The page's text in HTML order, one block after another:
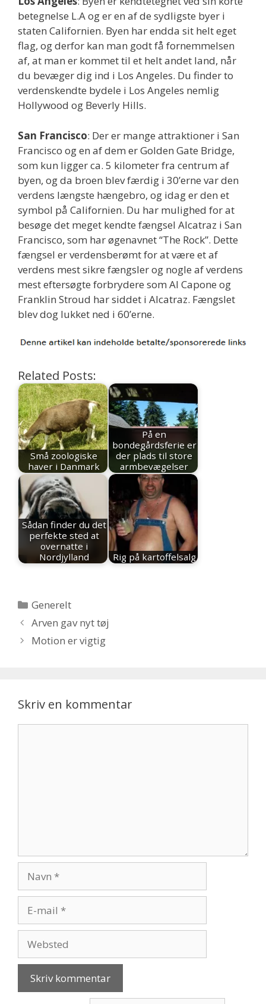
betegnelse L.A og er en af de sydligste byer i
staten Californien. Byen har endda sit helt eget
flag, og derfor kan man godt få fornemmelsen
af, at man er kommet til et helt andet land, når
du bevæger dig ind i Los Angeles. Du finder to
verdenskendte bydele i Los Angeles nemlig
Hollywood og Beverly Hills.
San Francisco: Der er mange attraktioner i San
Francisco og en af dem er Golden Gate Bridge,
som kun ligger ca. 5 kilometer fra centrum af
byen, og da broen blev færdig i 30’erne var den
verdens længste hængebro, og idag er den et
symbol på Californien. Du har mulighed for at
besøge det meget kendte fængsel Alcatraz i San
Francisco, som har øgenavnet “The Rock”. Dette
fængsel er verdensberømt for at være et af
verdens mest sikre fængsler og nogle af verdens
mest eftersøgte forbrydere som Al Capone og
Franklin Stroud har siddet i Alcatraz. Fængslet
blev dog lukket ned i 60’erne.
Related Posts:
Små zoologiske
haver i Danmark
På en
bondegårdsferie er
der plads til store
armbevægelser
Sådan finder du det
perfekte sted at
overnatte i
Nordjylland
Rig på kartoffelsalg
Kategorier
Generelt
Arven gav nyt tøj
Motion er vigtig
Skriv en kommentar
mail